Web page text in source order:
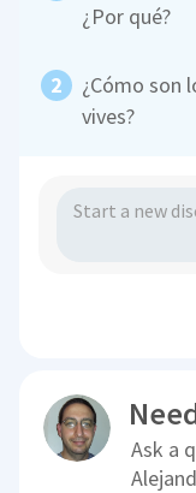
¿Por qué?
¿Cómo son
vives?
Ask a